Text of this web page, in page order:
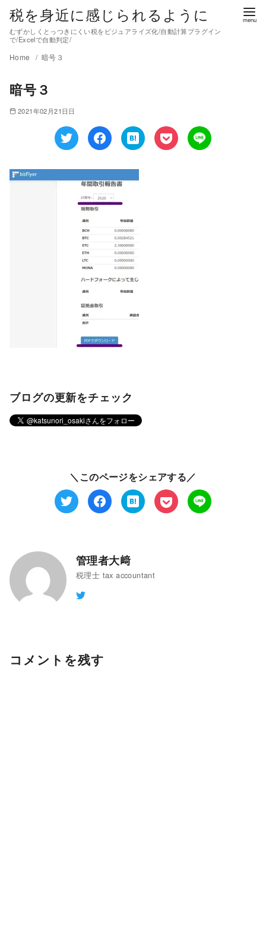
税を身近に感じられるように
むずかしくとっつきにくい税をビジュアライズ化/自動計算プラグイン
で/Excelで自動判定/
Home 暗号３
暗号３
2021年02月21日日
ブログの更新をチェック
＼このページをシェアする／
管理者大﨑
税理士 tax accountant
コメントを残す